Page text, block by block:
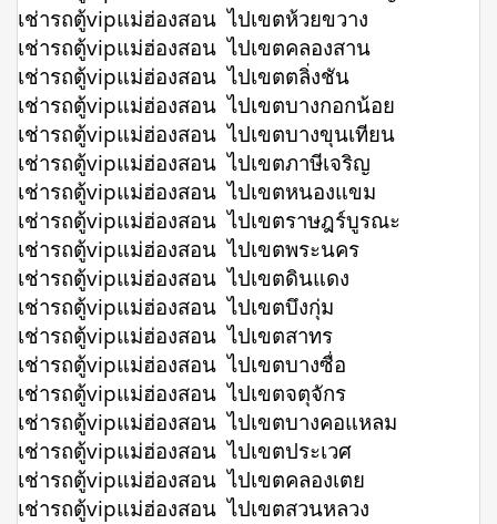
เช่ารถตู้vipแม่ฮ่องสอน ไปเขตห้วยขวาง
เช่ารถตู้vipแม่ฮ่องสอน ไปเขตคลองสาน
เช่ารถตู้vipแม่ฮ่องสอน ไปเขตตลิ่งชัน
เช่ารถตู้vipแม่ฮ่องสอน ไปเขตบางกอกน้อย
เช่ารถตู้vipแม่ฮ่องสอน ไปเขตบางขุนเทียน
เช่ารถตู้vipแม่ฮ่องสอน ไปเขตภาษีเจริญ
เช่ารถตู้vipแม่ฮ่องสอน ไปเขตหนองแขม
เช่ารถตู้vipแม่ฮ่องสอน ไปเขตราษฎร์บูรณะ
เช่ารถตู้vipแม่ฮ่องสอน ไปเขตพระนคร
เช่ารถตู้vipแม่ฮ่องสอน ไปเขตดินแดง
เช่ารถตู้vipแม่ฮ่องสอน ไปเขตบึงกุ่ม
เช่ารถตู้vipแม่ฮ่องสอน ไปเขตสาทร
เช่ารถตู้vipแม่ฮ่องสอน ไปเขตบางซื่อ
เช่ารถตู้vipแม่ฮ่องสอน ไปเขตจตุจักร
เช่ารถตู้vipแม่ฮ่องสอน ไปเขตบางคอแหลม
เช่ารถตู้vipแม่ฮ่องสอน ไปเขตประเวศ
เช่ารถตู้vipแม่ฮ่องสอน ไปเขตคลองเตย
เช่ารถตู้vipแม่ฮ่องสอน ไปเขตสวนหลวง